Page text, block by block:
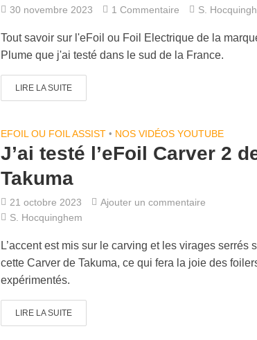
30 novembre 2023 1 Commentaire S.
Tout savoir sur l'eFoil ou Foil Electrique de la
Plume que j'ai testé dans le sud de la France.
LIRE LA SUITE
EFOIL OU FOIL ASSIST • NOS VIDÉOS YOUTUBE
J’ai testé l’eFoil Carver 2
Takuma
21 octobre 2023
Ajouter un commentaire
S. Hocquinghem
L’accent est mis sur le carving et les virages serrés
cette Carver de Takuma, ce qui fera la joie des
expérimentés.
LIRE LA SUITE